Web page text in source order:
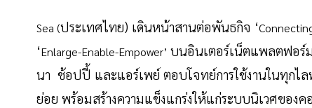
Sea (ประเทศไทย) เดินหน้าสานต่อพันธกิจ ‘
‘Enlarge-Enable-Empower’ บนอินเตอร์เน็ตแพลตฟอร์
นา ช้อปปี้ และแอร์เพย์ ตอบโจทย์การใช้งานในทุกไ
ย่อย พร้อมสร้างความแข็งแกร่งให้แก่ระบบนิเวศขอ